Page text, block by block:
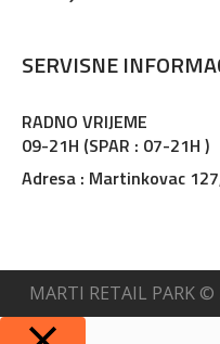
SERVISNE
RADNO VRIJEME
09-21H (SPAR : 07-21H )
Adresa : Martinkovac
MARTI RETAIL PARK ©